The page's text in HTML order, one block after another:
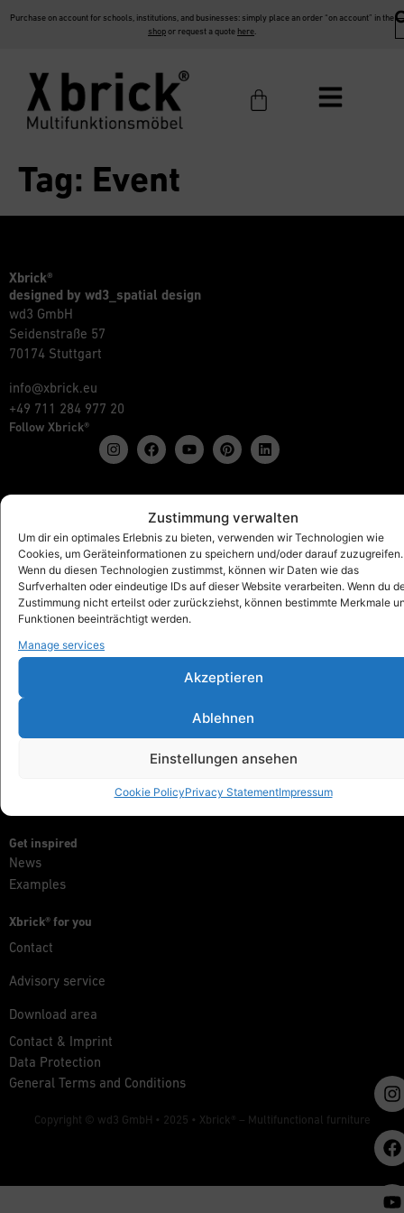
Zustimmung verwalten
Um dir ein optimales Erlebnis zu bieten, verwenden wir Technologien wie
Cookies, um Geräteinformationen zu speichern und/oder darauf zuzugreifen.
Wenn du diesen Technologien zustimmst, können wir Daten wie das
Surfverhalten oder eindeutige IDs auf dieser Website verarbeiten. Wenn du
Zustimmung nicht erteilst oder zurückziehst, können bestimmte Merkmale
Funktionen beeinträchtigt werden.
Manage services
Akzeptieren
Ablehnen
Einstellungen ansehen
Cookie PolicyPrivacy StatementImpressum
Purchase on account for schools, institutions, and businesses: simply place an order “on account” in the
shopor request a quote here
Tag: Event
Xbrick®
designed by wd3_spatial design
wd3 GmbH
Seidenstraße 57
70174 Stuttgart
info@xbrick.eu
+49 711 284 977 20
Follow Xbrick®
Show all
Xbrick® The Original
Xbrick® accessories
Xbrick® sets
Schools & Kindergartens
Health & fitness
Get inspired
News
Examples
Xbrick® for you
Contact
Advisory service
Download area
Contact & Imprint
Data Protection
General Terms and Conditions
Copyright © wd3 GmbH • 2025 • Xbrick® – Multifunctional furniture